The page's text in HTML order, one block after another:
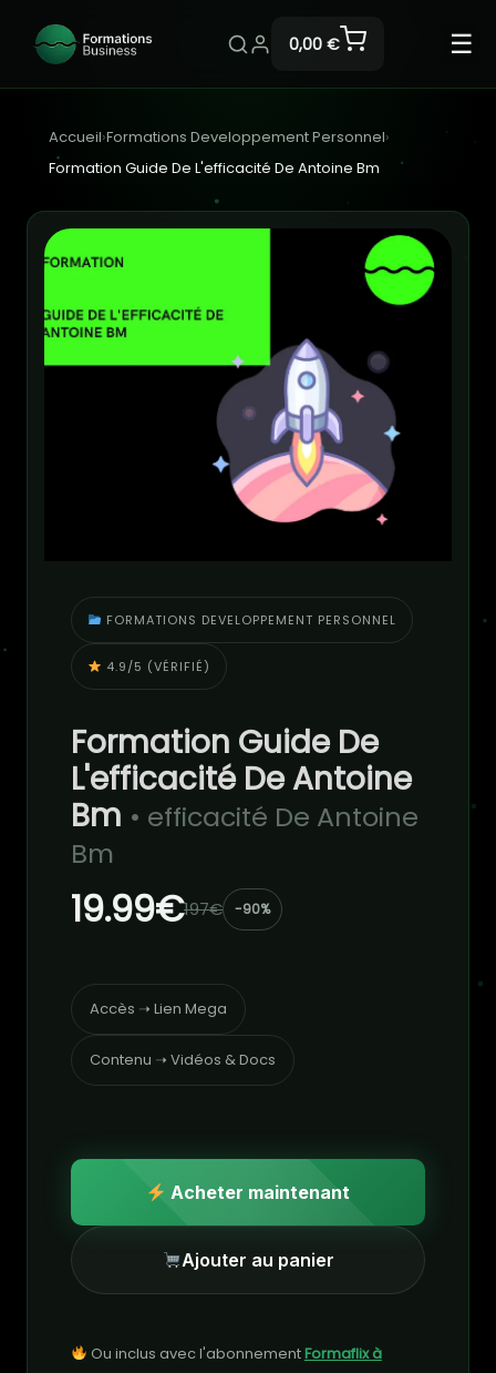
0,00 € ☰
Accueil›Formations Developpement Personnel›
Formation Guide De L'efficacité De Antoine Bm
FORMATIONS DEVELOPPEMENT PERSONNEL
4.9/5 (VÉRIFIÉ)
Formation Guide De
L'efficacité De Antoine
Bm • efficacité De Antoine
Bm
19.99€197€ -90%
Accès ➝ Lien Mega
Contenu ➝ Vidéos & Docs
Acheter maintenant
Ajouter au panier
Ou inclus avec l'abonnementFormaflix à